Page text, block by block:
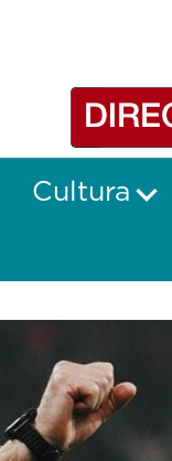
Cultura